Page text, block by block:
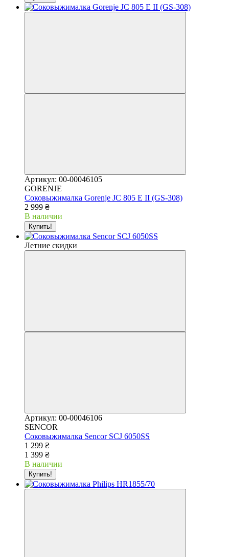
Артикул: 00-00046105
GORENJE
Соковыжималка Gorenje JC 805 E II (GS-308)
2 999 ₴
В наличии
Купить!
Летние скидки
Артикул: 00-00046106
SENCOR
Соковыжималка Sencor SCJ 6050SS
1 299 ₴
1 399 ₴
В наличии
Купить!